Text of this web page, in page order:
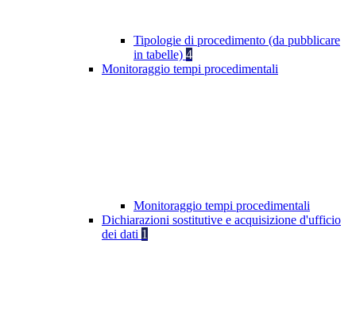
Tipologie di procedimento (da pubblicare
in tabelle) 4
Monitoraggio tempi procedimentali
Monitoraggio tempi procedimentali
Dichiarazioni sostitutive e acquisizione d'ufficio
dei dati 1